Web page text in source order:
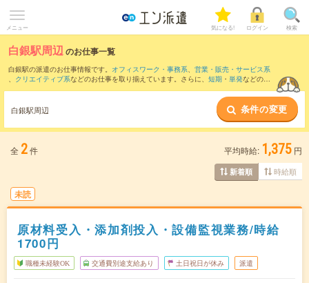
メニュー 気になる! ログイン 検索
白銀駅周辺のお仕事一覧
白銀駅の派遣のお仕事情報です。 オフィスワーク・事務系、 営業・販売・サービス系
、 クリエイティブ系などのお仕事を取り揃えています。さらに、 短期 ・ 単発などの期
また、陸奥市川駅
など近隣駅のお仕事もご確
認いただけます。
白銀駅周辺 条件の変更
全 2件 平均時給: 1,375 円
新着順 時給順
未読
原材料受入・添加剤投入・設備監視業務/時給
1700円
職種未経験OK 交通費別途支給あり 土日祝日が休み 派遣